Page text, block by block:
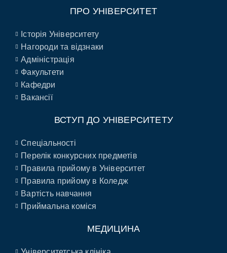
ПРО УНІВЕРСИТЕТ
Історія Університету
Нагороди та відзнаки
Адміністрація
Факультети
Кафедри
Вакансії
ВСТУП ДО УНІВЕРСИТЕТУ
Спеціальності
Перелік конкурсних предметів
Правила прийому в Університет
Правила прийому в Коледж
Вартість навчання
Приймальна коміся
МЕДИЦИНА